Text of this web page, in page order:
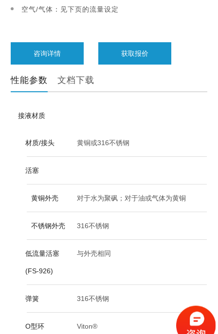
空气/气体：见下页的流量设定
咨询详情 获取报价
性能参数 文档下载
接液材质
材质/接头 黄铜或316不锈钢
活塞
黄铜外壳 对于水为聚砜；对于油或气体为黄铜
不锈钢外壳 316不锈钢
低流量活塞
(FS-926)
与外壳相同
弹簧 316不锈钢
O型环 Viton®